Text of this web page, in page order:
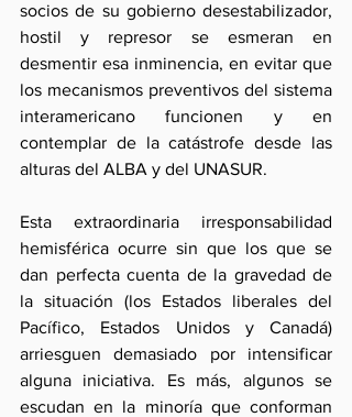
socios de su gobierno desestabilizador,
hostil y represor se esmeran en
desmentir esa inminencia, en evitar que
los mecanismos preventivos del sistema
interamericano funcionen y en
contemplar de la catástrofe desde las
alturas del ALBA y del UNASUR.
Esta extraordinaria irresponsabilidad
hemisférica ocurre sin que los que se
dan perfecta cuenta de la gravedad de
la situación (los Estados liberales del
Pacífico, Estados Unidos y Canadá)
arriesguen demasiado por intensificar
alguna iniciativa. Es más, algunos se
escudan en la minoría que conforman